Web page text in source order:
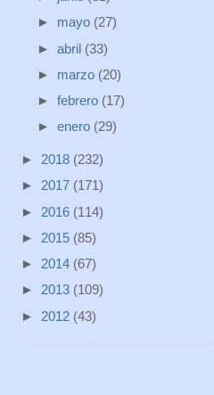
► mayo (27)
► abril (33)
► marzo (20)
► febrero (17)
► enero (29)
► 2018 (232)
► 2017 (171)
► 2016 (114)
► 2015 (85)
► 2014 (67)
► 2013 (109)
► 2012 (43)